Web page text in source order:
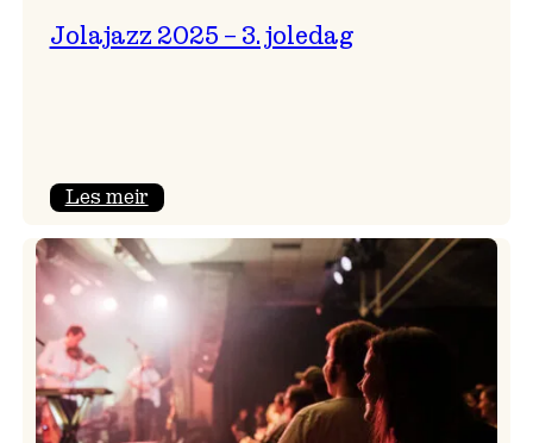
Jolajazz 2025 – 3. joledag
Les meir:
2025
–
joledag